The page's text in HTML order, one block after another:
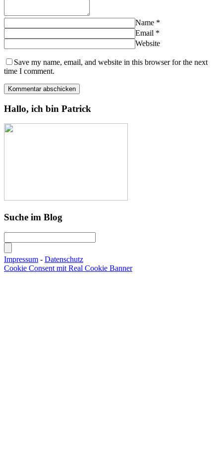
Name *
Email *
Website
Save my name, email, and website in this browser for the next
time I comment.
Hallo, ich bin Patrick
Suche im Blog
Impressum - Datenschutz
Cookie Consent mit Real Cookie Banner